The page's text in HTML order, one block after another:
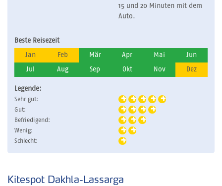
15 und 20 Minuten mit dem
Auto.
Beste Reisezeit
Jan Feb Mär Apr Mai Jun
Jul Aug Sep Okt Nov Dez
Legende:
Sehr gut:
Gut:
Befriedigend:
Wenig:
Schlecht:
Kitespot Dakhla-Lassarga